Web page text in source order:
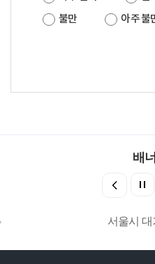
불만
아주 불
배
서울시